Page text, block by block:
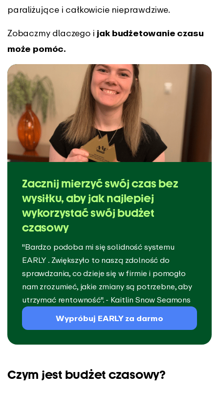
paraliżujące i całkowicie nieprawdziwe.
Zobaczmy dlaczego i jak budżetowanie czasu
może pomóc.
Zacznij mierzyć swój czas bez
wysiłku, aby jak najlepiej
wykorzystać swój budżet
czasowy
"Bardzo podoba mi się solidność systemu
EARLY . Zwiększyło to naszą zdolność do
sprawdzania, co dzieje się w firmie i pomogło
nam zrozumieć, jakie zmiany są potrzebne, aby
utrzymać rentowność". - Kaitlin Snow Seamons
Wypróbuj EARLY za darmo
Czym jest budżet czasowy?